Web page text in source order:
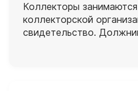
Коллекторы
коллекторской
свидетельство.